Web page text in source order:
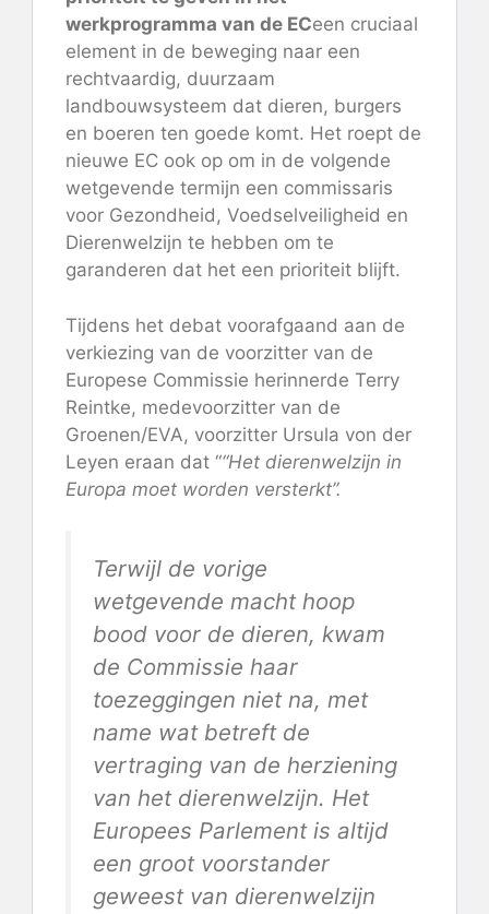
werkprogramma van de ECeen cruciaal
element in de beweging naar een
rechtvaardig, duurzaam
landbouwsysteem dat dieren, burgers
en boeren ten goede komt. Het roept de
nieuwe EC ook op om in de volgende
wetgevende termijn een commissaris
voor Gezondheid, Voedselveiligheid en
Dierenwelzijn te hebben om te
garanderen dat het een prioriteit blijft.
Tijdens het debat voorafgaand aan de
verkiezing van de voorzitter van de
Europese Commissie herinnerde Terry
Reintke, medevoorzitter van de
Groenen/EVA, voorzitter Ursula von der
Leyen eraan dat ““Het dierenwelzijn in
Europa moet worden versterkt”.
Terwijl de vorige
wetgevende macht hoop
bood voor de dieren, kwam
de Commissie haar
toezeggingen niet na, met
name wat betreft de
vertraging van de herziening
van het dierenwelzijn. Het
Europees Parlement is altijd
een groot voorstander
geweest van dierenwelzijn